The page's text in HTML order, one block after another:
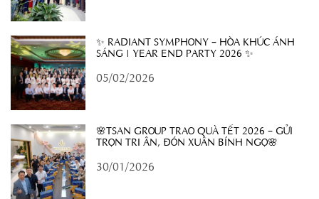
✨ RADIANT SYMPHONY – HÒA KHÚC ÁNH
SÁNG | YEAR END PARTY 2026 ✨
05/02/2026
🌸TSAN GROUP TRAO QUÀ TẾT 2026 – GỬI
TRỌN TRI ÂN, ĐÓN XUÂN BÍNH NGỌ🌸
30/01/2026